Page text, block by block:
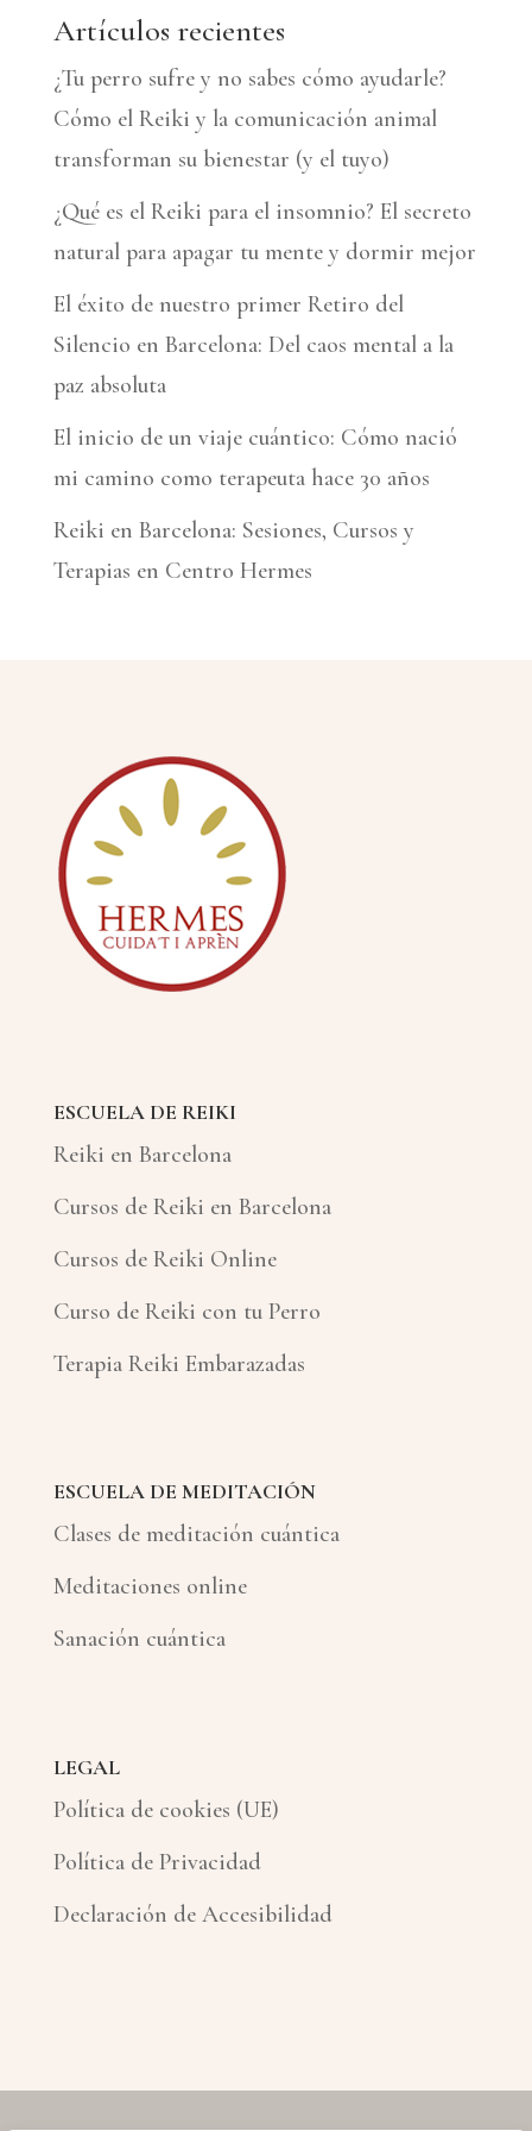
n
t
e
:
Artículos recientes
¿Tu perro sufre y no sabes cómo ayudarle?
Cómo el Reiki y la comunicación animal
transforman su bienestar (y el tuyo)
¿Qué es el Reiki para el insomnio? El secreto
natural para apagar tu mente y dormir mejor
El éxito de nuestro primer Retiro del
Silencio en Barcelona: Del caos mental a la
paz absoluta
El inicio de un viaje cuántico: Cómo nació
mi camino como terapeuta hace 30 años
Reiki en Barcelona: Sesiones, Cursos y
Terapias en Centro Hermes
ESCUELA DE REIKI
Reiki en Barcelona
Cursos de Reiki en Barcelona
Cursos de Reiki Online
Curso de Reiki con tu Perro
Terapia Reiki Embarazadas
ESCUELA DE MEDITACIÓN
Clases de meditación cuántica
Meditaciones online
Sanación cuántica
LEGAL
Política de cookies (UE)
Política de Privacidad
Declaración de Accesibilidad